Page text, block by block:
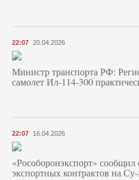
22:07 20.04.2026
Министр транспорта РФ:
самолет Ил-114-300
22:07 16.04.2026
«Рособоронэкспорт»
экспортных контрактов на